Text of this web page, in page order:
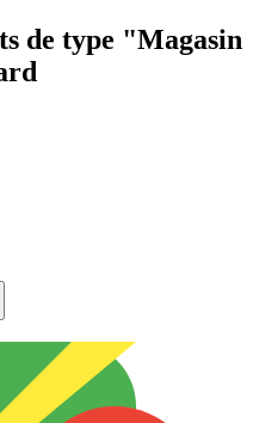
de type "Magasin